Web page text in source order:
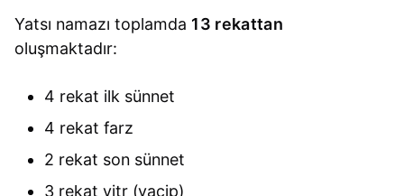
Yatsı namazı toplamda 13 rekattan
oluşmaktadır:
4 rekat ilk sünnet
4 rekat farz
2 rekat son sünnet
3 rekat vitr (vacip)